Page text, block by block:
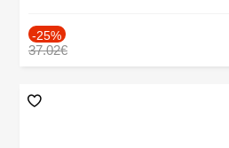
-25%
37.02€